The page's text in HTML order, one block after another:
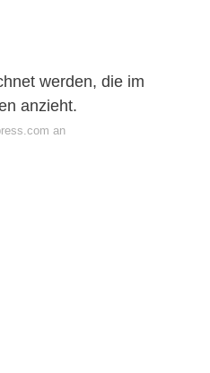
werden, die im
anzieht.
an